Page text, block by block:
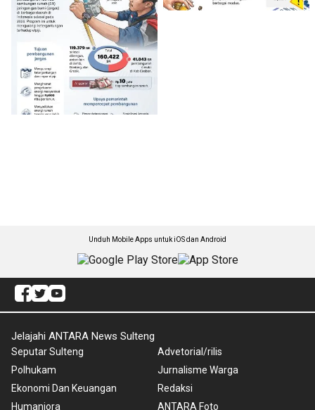
Unduh Mobile Apps untuk iOS dan Android
Jelajahi ANTARA News Sulteng
Seputar Sulteng
Polhukam
Ekonomi Dan Keuangan
Humaniora
Advetorial/rilis
Jurnalisme Warga
Redaksi
ANTARA Foto